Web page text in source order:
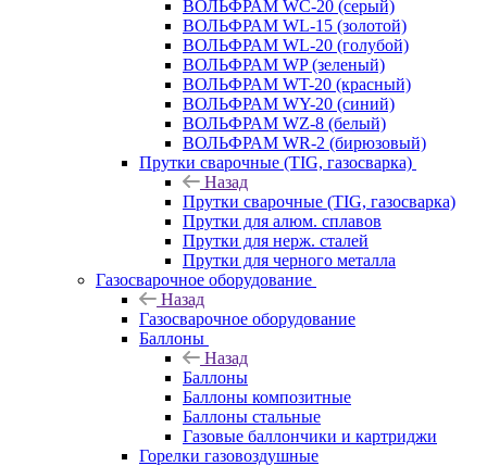
ВОЛЬФРАМ WC-20 (серый)
ВОЛЬФРАМ WL-15 (золотой)
ВОЛЬФРАМ WL-20 (голубой)
ВОЛЬФРАМ WP (зеленый)
ВОЛЬФРАМ WT-20 (красный)
ВОЛЬФРАМ WY-20 (синий)
ВОЛЬФРАМ WZ-8 (белый)
ВОЛЬФРАМ WR-2 (бирюзовый)
Прутки сварочные (TIG, газосварка)
Назад
Прутки сварочные (TIG, газосварка)
Прутки для алюм. сплавов
Прутки для нерж. сталей
Прутки для черного металла
Газосварочное оборудование
Назад
Газосварочное оборудование
Баллоны
Назад
Баллоны
Баллоны композитные
Баллоны стальные
Газовые баллончики и картриджи
Горелки газовоздушные